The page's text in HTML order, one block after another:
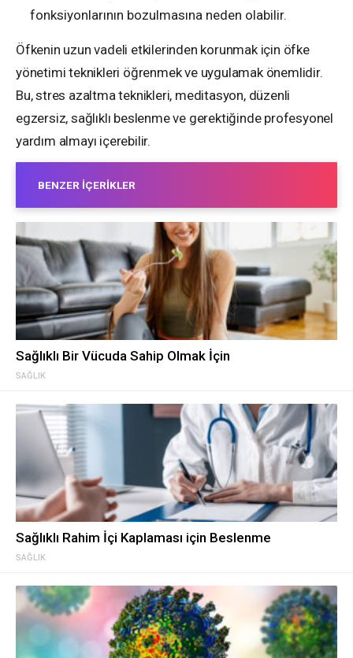
fonksiyonlarının bozulmasına neden olabilir.
Öfkenin uzun vadeli etkilerinden korunmak için öfke
yönetimi teknikleri öğrenmek ve uygulamak önemlidir.
Bu, stres azaltma teknikleri, meditasyon, düzenli
egzersiz, sağlıklı beslenme ve gerektiğinde profesyonel
yardım almayı içerebilir.
BENZER İÇERIKLER
SAĞLIK
Sağlıklı Bir Vücuda Sahip Olmak İçin
SAĞLIK
Sağlıklı Rahim İçi Kaplaması için Beslenme